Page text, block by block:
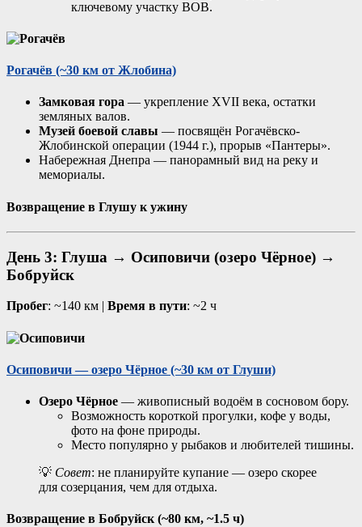
ключевому участку ВОВ.
Рогачёв (~30 км от Жлобина)
Замковая гора — укрепление XVII века, остатки
земляных валов.
Музей боевой славы — посвящён Рогачёвско-
Жлобинской операции (1944 г.), прорыв «Пантеры».
Набережная Днепра — панорамный вид на реку и
мемориалы.
Возвращение в Глушу к ужину
День 3: Глуша → Осиповичи (озеро Чёрное) →
Бобруйск
Пробег: ~140 км | Время в пути: ~2 ч
Осиповичи — озеро Чёрное (~30 км от Глуши)
Озеро Чёрное — живописный водоём в сосновом бору.
Возможность короткой прогулки, кофе у воды,
фото на фоне природы.
Место популярно у рыбаков и любителей тишины.
💡 Совет: не планируйте купание — озеро скорее
для созерцания, чем для отдыха.
Возвращение в Бобруйск (~80 км, ~1.5 ч)